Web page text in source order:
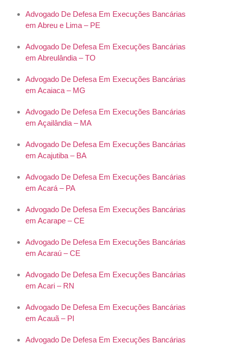
Advogado De Defesa Em Execuções Bancárias
em Abreu e Lima – PE
Advogado De Defesa Em Execuções Bancárias
em Abreulândia – TO
Advogado De Defesa Em Execuções Bancárias
em Acaiaca – MG
Advogado De Defesa Em Execuções Bancárias
em Açailândia – MA
Advogado De Defesa Em Execuções Bancárias
em Acajutiba – BA
Advogado De Defesa Em Execuções Bancárias
em Acará – PA
Advogado De Defesa Em Execuções Bancárias
em Acarape – CE
Advogado De Defesa Em Execuções Bancárias
em Acaraú – CE
Advogado De Defesa Em Execuções Bancárias
em Acari – RN
Advogado De Defesa Em Execuções Bancárias
em Acauã – PI
Advogado De Defesa Em Execuções Bancárias